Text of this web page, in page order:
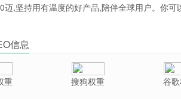
迈,坚持用有温度的好产品,陪伴全球用户。你
信息
重 搜狗权重 谷